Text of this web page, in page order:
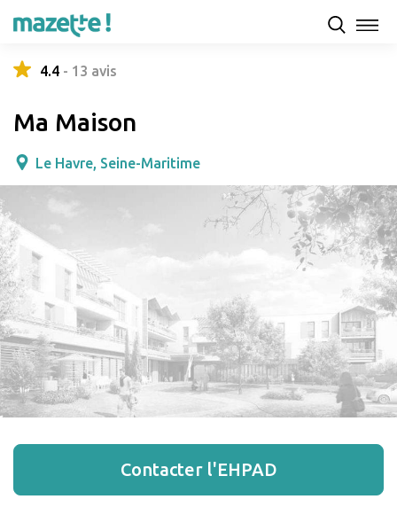
4.4 - 13 avis
Ma Maison
Le Havre, Seine-Maritime
Contacter l'EHPAD